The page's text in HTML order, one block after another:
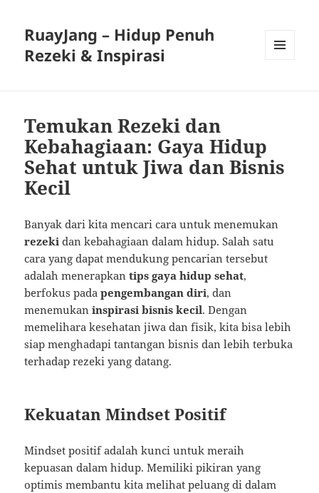
RuayJang – Hidup Penuh
Rezeki & Inspirasi
Temukan Rezeki dan
Kebahagiaan: Gaya Hidup
Sehat untuk Jiwa dan Bisnis
Kecil
Banyak dari kita mencari cara untuk menemukan
rezeki dan kebahagiaan dalam hidup. Salah satu
cara yang dapat mendukung pencarian tersebut
adalah menerapkantips gaya hidup sehat,
berfokus padapengembangan diri, dan
menemukaninspirasi bisnis kecil. Dengan
memelihara kesehatan jiwa dan fisik, kita bisa lebih
siap menghadapi tantangan bisnis dan lebih terbuka
terhadap rezeki yang datang.
Kekuatan Mindset Positif
Mindset positif adalah kunci untuk meraih
kepuasan dalam hidup. Memiliki pikiran yang
optimis membantu kita melihat peluang di dalam